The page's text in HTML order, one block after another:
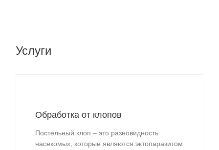
Услуги
Обработка от клопов
Постельный клоп – это разновидность
насекомых, которые являются эктопаразитом